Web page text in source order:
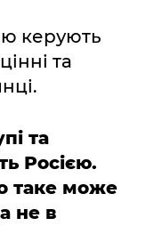
керують
та
та
Росією.
таке може
не в